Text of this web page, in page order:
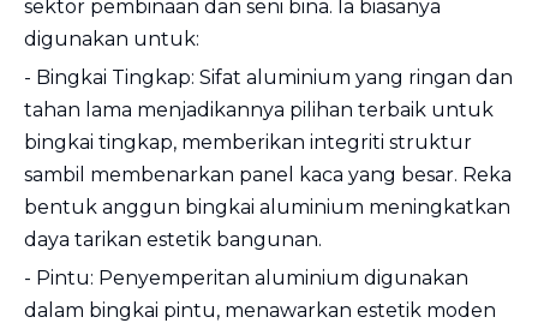
sektor pembinaan dan seni bina. Ia biasanya
digunakan untuk:
- Bingkai Tingkap: Sifat aluminium yang ringan dan
tahan lama menjadikannya pilihan terbaik untuk
bingkai tingkap, memberikan integriti struktur
sambil membenarkan panel kaca yang besar. Reka
bentuk anggun bingkai aluminium meningkatkan
daya tarikan estetik bangunan.
- Pintu: Penyemperitan aluminium digunakan
dalam bingkai pintu, menawarkan estetik moden